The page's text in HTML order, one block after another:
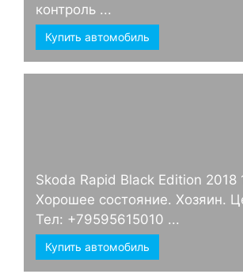
контроль ...
Купить автомобиль
Skoda Rapid Black Edition 2018
Хорошее состояние. Хозяин.
Тел: +79595615010 ...
Купить автомобиль